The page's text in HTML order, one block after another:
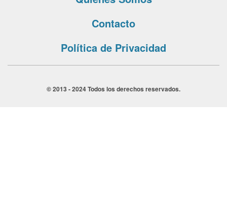
Contacto
Política de Privacidad
© 2013 - 2024 Todos los derechos reservados.